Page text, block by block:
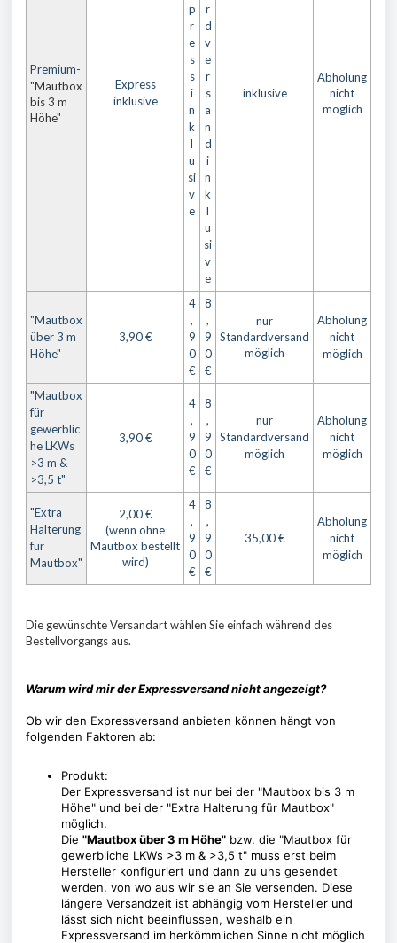
Premium-
"Mautbox
bis 3 m
Höhe"
Express
inklusive
p
r
e
s
s
i
n
k
l
u
si
v
e
r
d
v
e
r
s
a
n
d
i
n
k
l
u
si
v
e
inklusive
Abholung
nicht
möglich
"Mautbox
über 3 m
Höhe"
3,90 €
4
,
9
0
€
8
,
9
0
€
nur
Standardversand
möglich
Abholung
nicht
möglich
"Mautbox
für
gewerblic
he LKWs
>3 m &
>3,5 t"
3,90 €
4
,
9
0
€
8
,
9
0
€
nur
Standardversand
möglich
Abholung
nicht
möglich
"Extra
Halterung
für
Mautbox"
2,00 €
(wenn ohne
Mautbox bestellt
wird)
4
,
9
0
€
8
,
9
0
€
35,00 €
Abholung
nicht
möglich
Die gewünschte Versandart wählen Sie einfach während des
Bestellvorgangs aus.
Warum wird mir der Expressversand nicht angezeigt?
Ob wir den Expressversand anbieten können hängt von
folgenden Faktoren ab:
Produkt:
Der Expressversand ist nur bei der "Mautbox bis 3 m
Höhe" und bei der "Extra Halterung für Mautbox"
möglich.
Die "Mautbox über 3 m Höhe" bzw. die "Mautbox für
gewerbliche LKWs >3 m & >3,5 t" muss erst beim
Hersteller konfiguriert und dann zu uns gesendet
werden, von wo aus wir sie an Sie versenden. Diese
längere Versandzeit ist abhängig vom Hersteller und
lässt sich nicht beeinflussen, weshalb ein
Expressversand im herkömmlichen Sinne nicht möglich